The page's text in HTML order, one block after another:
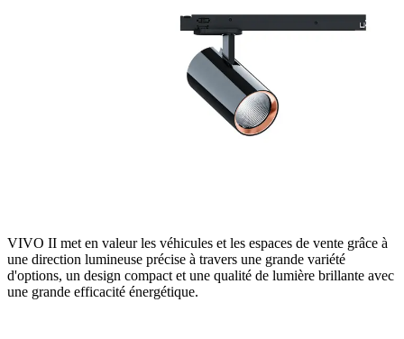
VIVO II met en valeur les véhicules et les espaces de vente grâce à
une direction lumineuse précise à travers une grande variété
d'options, un design compact et une qualité de lumière brillante avec
une grande efficacité énergétique.